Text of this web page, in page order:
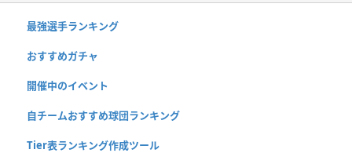
最強選手ランキング
おすすめガチャ
開催中のイベント
自チームおすすめ球団ランキング
Tier表ランキング作成ツール